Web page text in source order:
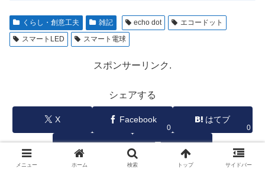
くらし・創意工夫 雑記 echo dot
エコードット
スマートLED
スマート電球
スポンサーリンク.
シェアする
X Facebook
0
はてブ
0
メニュー ホーム 検索 トップ サイドバー